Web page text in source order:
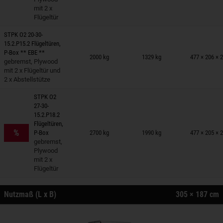
mit 2 x
Flügeltür
STPK O2 20-30-
15.2.P15.2 Flügeltüren,
P-Box ** EBE **
gebremst, Plywood
mit 2 x Flügeltür und
2 x Abstellstütze
2000 kg 1329 kg 477 × 206 ×
auf Merkzettel
%
STPK O2
27-30-
15.2.P18.2
Flügeltüren,
P-Box
gebremst,
Plywood
mit 2 x
Flügeltür
2700 kg 1990 kg 477 × 205 ×
auf Merkzettel
Nutzmaß (L x B) 305 × 187 cm